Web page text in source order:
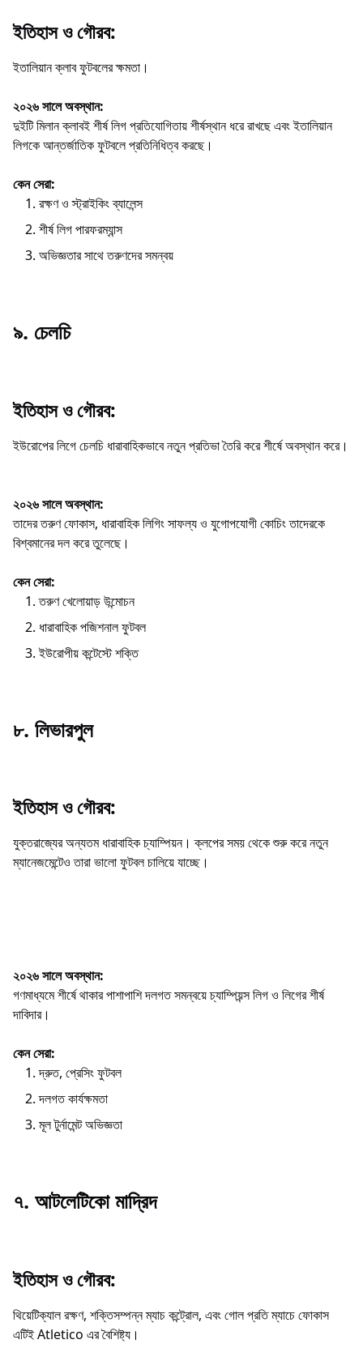
ইতিহাস ও গৌরব:
ইতালিয়ান ক্লাব ফুটবলের ক্ষমতা।
২০২৬ সালে অবস্থান:
দুইটি মিলান ক্লাবই শীর্ষ লিগ প্রতিযোগিতায় শীর্ষস্থান ধরে রাখছে এবং ইতালিয়ান
লিগকে আন্তর্জাতিক ফুটবলে প্রতিনিধিত্ব করছে।
কেন সেরা:
রক্ষণ ও স্ট্রাইকিং ব্যালেন্স
শীর্ষ লিগ পারফরম্যান্স
অভিজ্ঞতার সাথে তরুণদের সমন্বয়
৯. চেলচি
ইতিহাস ও গৌরব:
ইউরোপের লিগে চেলচি ধারাবাহিকভাবে নতুন প্রতিভা তৈরি করে শীর্ষে অবস্থান করে।
২০২৬ সালে অবস্থান:
তাদের তরুণ ফোকাস, ধারাবাহিক লিগিং সাফল্য ও যুগোপযোগী কোচিং তাদেরকে
বিশ্বমানের দল করে তুলেছে।
কেন সেরা:
তরুণ খেলোয়াড় উন্মোচন
ধারাবাহিক পজিশনাল ফুটবল
ইউরোপীয় কন্টেস্টে শক্তি
৮. লিভারপুল
ইতিহাস ও গৌরব:
যুক্তরাজ্যের অন্যতম ধারাবাহিক চ্যাম্পিয়ন। ক্লপের সময় থেকে শুরু করে নতুন
ম্যানেজমেন্টেও তারা ভালো ফুটবল চালিয়ে যাচ্ছে।
২০২৬ সালে অবস্থান:
গণমাধ্যমে শীর্ষে থাকার পাশাপাশি দলগত সমন্বয়ে চ্যাম্পিয়ন্স লিগ ও লিগের শীর্ষ
দাবিদার।
কেন সেরা:
দ্রুত, প্রেসিং ফুটবল
দলগত কার্যক্ষমতা
মূল টুর্নামেন্ট অভিজ্ঞতা
৭. আটলেটিকো মাদ্রিদ
ইতিহাস ও গৌরব:
থিয়েটিক্যাল রক্ষণ, শক্তিসম্পন্ন ম্যাচ কন্ট্রোল, এবং গোল প্রতি ম্যাচে ফোকাস
এটিই Atletico এর বৈশিষ্ট্য।